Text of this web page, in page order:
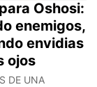
Oshosi:
enemigos,
envidias
ojos
DE UNA